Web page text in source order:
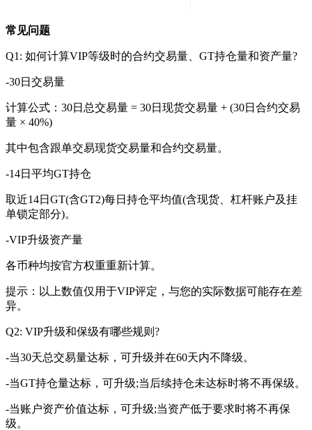
常见问题
Q1: 如何计算VIP等级时的合约交易量、GT持仓量和资产量?
-30日交易量
计算公式：30日总交易量 = 30日现货交易量 + (30日合约交易
量 × 40%)
其中包含跟单交易现货交易量和合约交易量。
-14日平均GT持仓
取近14日GT(含GT2)每日持仓平均值(含现货、杠杆账户及挂
单锁定部分)。
-VIP升级资产量
各币种均按官方权重重新计算。
提示：以上数值仅用于VIP评定，与您的实际数据可能存在差
异。
Q2: VIP升级和保级有哪些规则?
-当30天总交易量达标，可升级并在60天内不降级。
-当GT持仓量达标，可升级;当后续持仓未达标时将不再保级。
-当账户资产价值达标，可升级;当资产低于要求时将不再保
级。